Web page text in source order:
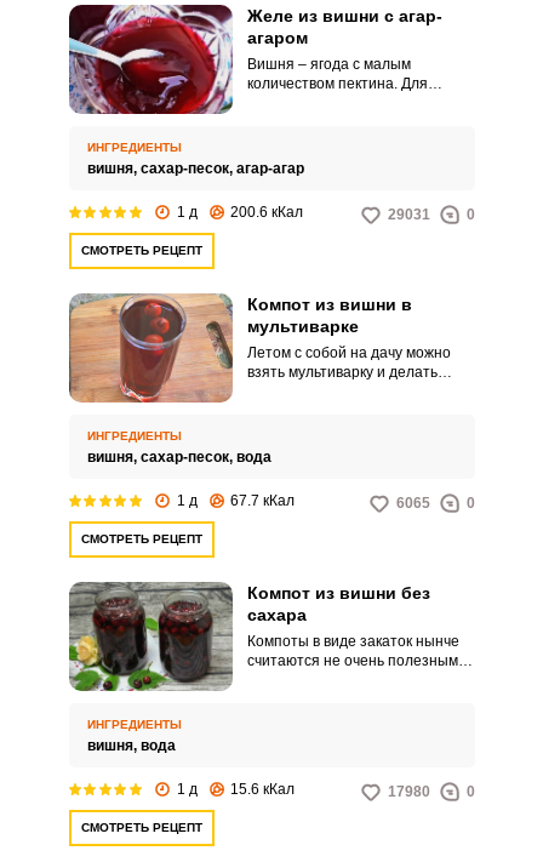
Желе из вишни с агар-
агаром
Вишня – ягода с малым
количеством пектина. Для
ИНГРЕДИЕНТЫ
вишня, сахар-песок, агар-агар
1 д 200.6 кКал 29031 0
СМОТРЕТЬ РЕЦЕПТ
Компот из вишни в
мультиварке
Летом с собой на дачу можно
взять мультиварку и делать
ИНГРЕДИЕНТЫ
вишня, сахар-песок, вода
1 д 67.7 кКал 6065 0
СМОТРЕТЬ РЕЦЕПТ
Компот из вишни без
сахара
Компоты в виде закаток нынче
считаются не очень полезными,
песка.
ИНГРЕДИЕНТЫ
вишня, вода
1 д 15.6 кКал 17980 0
СМОТРЕТЬ РЕЦЕПТ